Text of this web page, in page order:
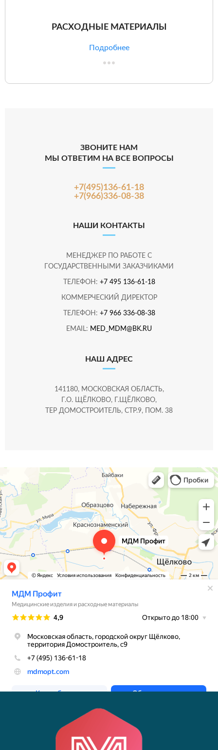
РАСХОДНЫЕ МАТЕРИАЛЫ
Подробнее
ЗВОНИТЕ НАМ
МЫ ОТВЕТИМ НА ВСЕ ВОПРОСЫ
+7(495)136-61-18
+7(966)336-08-38
НАШИ КОНТАКТЫ
МЕНЕДЖЕР ПО РАБОТЕ С
ГОСУДАРСТВЕННЫМИ ЗАКАЗЧИКАМИ
ТЕЛЕФОН: +7 495 136-61-18
КОММЕРЧЕСКИЙ ДИРЕКТОР
ТЕЛЕФОН: +7 966 336-08-38
EMAIL: MED_MDM@BK.RU
НАШ АДРЕС
141180, МОСКОВСКАЯ ОБЛАСТЬ,
Г.О. ЩЁЛКОВО, Г.ЩЁЛКОВО,
ТЕР ДОМОСТРОИТЕЛЬ, СТР.9, ПОМ. 38